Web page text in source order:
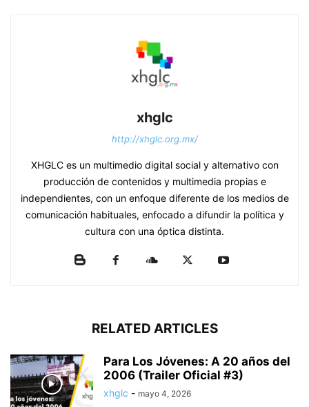
xhglc
http://xhglc.org.mx/
XHGLC es un multimedio digital social y alternativo con
producción de contenidos y multimedia propias e
independientes, con un enfoque diferente de los medios de
comunicación habituales, enfocado a difundir la política y
cultura con una óptica distinta.
RELATED ARTICLES
Para Los Jóvenes: A 20 años del
2006 (Trailer Oficial #3)
xhglc - mayo 4, 2026